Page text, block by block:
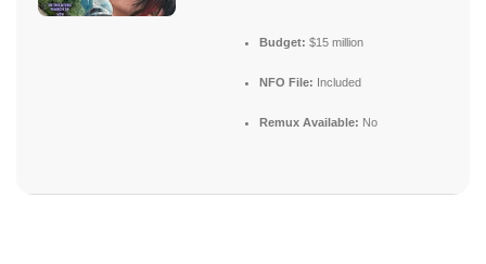
Budget: $15 million
NFO File: Included
Remux Available: No